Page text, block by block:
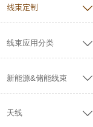
线束定制 
线束应用分类 
新能源&储能线束 
天线 